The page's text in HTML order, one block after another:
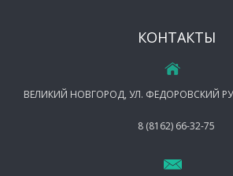
КОНТАКТЫ
ВЕЛИКИЙ НОВГОРОД, УЛ. ФЕДОРОВСКИЙ
8 (8162) 66-32-75